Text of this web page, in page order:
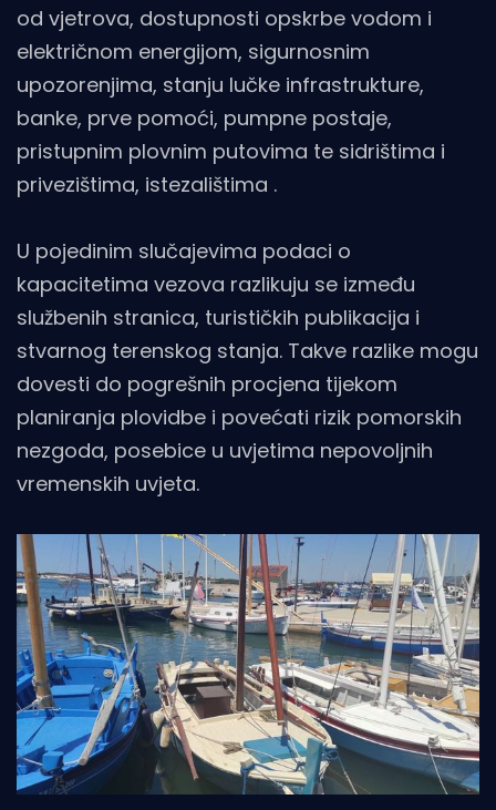
od vjetrova, dostupnosti opskrbe vodom i
električnom energijom, sigurnosnim
upozorenjima, stanju lučke infrastrukture,
banke, prve pomoći, pumpne postaje,
pristupnim plovnim putovima te sidrištima i
privezištima, istezalištima .
U pojedinim slučajevima podaci o
kapacitetima vezova razlikuju se između
službenih stranica, turističkih publikacija i
stvarnog terenskog stanja. Takve razlike mogu
dovesti do pogrešnih procjena tijekom
planiranja plovidbe i povećati rizik pomorskih
nezgoda, posebice u uvjetima nepovoljnih
vremenskih uvjeta.